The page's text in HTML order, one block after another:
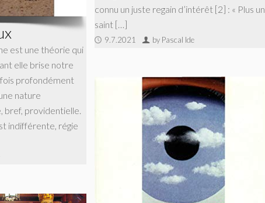
connu un juste regain d’intérêt [2] : « Plus un
saint […]
9.7.2021 by Pascal Ide
est une théorie qui
elle brise notre
profondément
nature
bref, providentielle.
indifférente, régie